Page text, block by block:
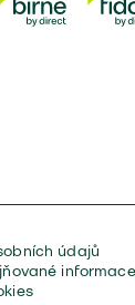
údajů
informace